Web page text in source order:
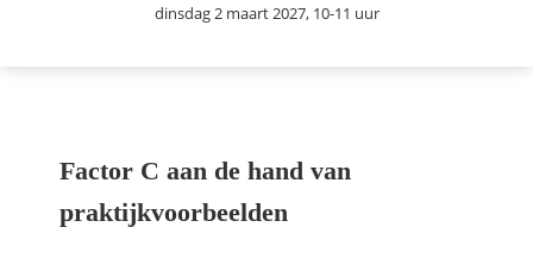
dinsdag 2 maart 2027, 10-11 uur
Factor C aan de hand van
praktijkvoorbeelden